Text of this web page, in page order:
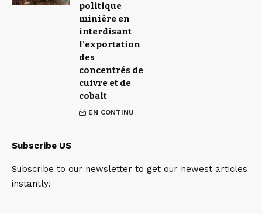
politique
minière en
interdisant
l’exportation
des
concentrés de
cuivre et de
cobalt
EN CONTINU
Subscribe US
Subscribe to our newsletter to get our newest articles
instantly!